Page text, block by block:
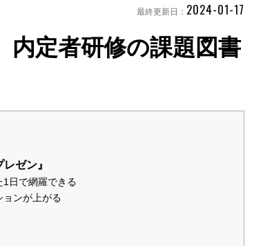
内定者研修の課題図書
ゼン』
日で網羅できる
ョンが上がる
最終更新日： 2024-01-17